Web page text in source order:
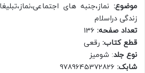
موضوع: نماز،جنبه های
زندگی دراسلام
تعداد صفحه:
قطع کتاب: رقعی
نوع جلد: شومیز
شابک: 9789645372826